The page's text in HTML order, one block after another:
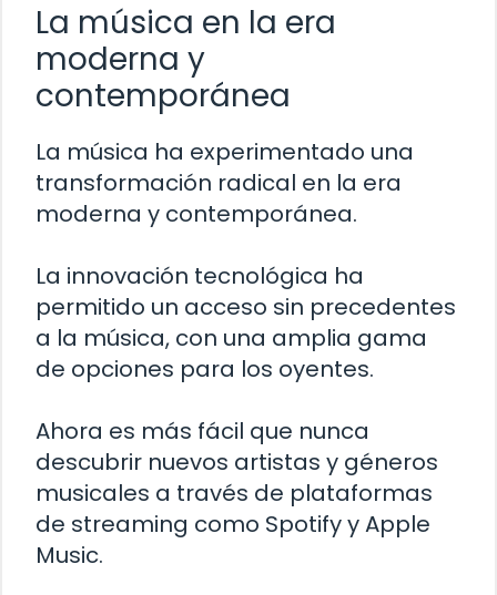
La música en la era
moderna y
contemporánea
La música ha experimentado una
transformación radical en la era
moderna y contemporánea.
La innovación tecnológica ha
permitido un acceso sin precedentes
a la música, con una amplia gama
de opciones para los oyentes.
Ahora es más fácil que nunca
descubrir nuevos artistas y géneros
musicales a través de plataformas
de streaming como Spotify y Apple
Music.